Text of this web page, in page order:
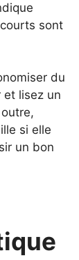
sont
du
et lisez un
si elle
un bon